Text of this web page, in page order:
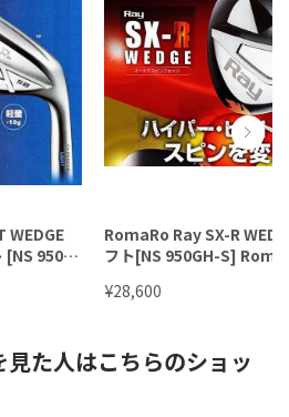
WEDGE
950G
RomaRo Ray SX-R
フト[NS 950GH-S]
¥28,600
見た人はこちらのショッ